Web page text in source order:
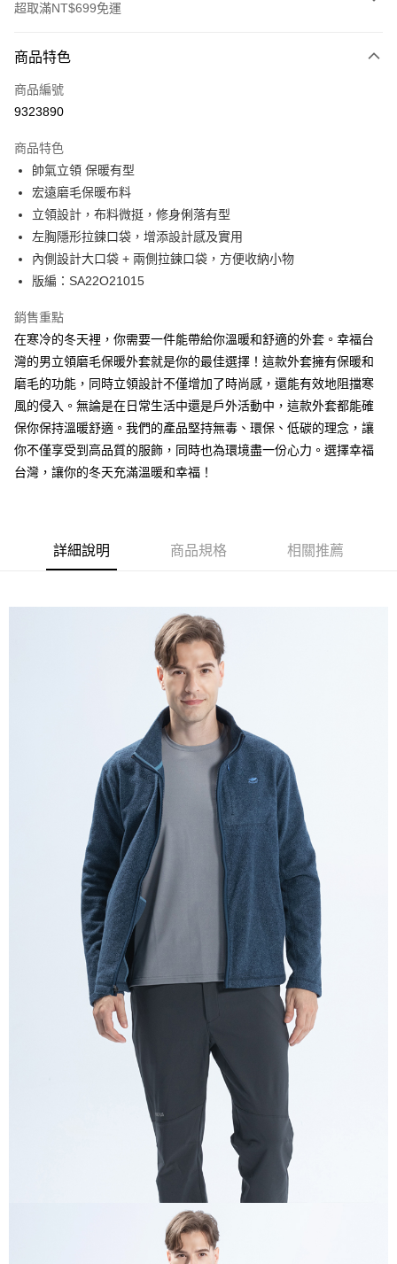
超取滿NT$699免運
信用卡一次付款
超商取貨付款
Apple Pay
悠遊付
Google Pay
ATM付款
運送方式
全家取貨付款
每筆NT$100，滿NT$699(含以上)免運費
付款後全家取貨
每筆NT$100，滿NT$699(含以上)免運費
萊爾富取貨付款
每筆NT$100，滿NT$699(含以上)免運費
每筆NT$100，滿NT$699(含以上)免運費
每筆NT$100，滿NT$699(含以上)免運費
每筆NT$100，滿NT$699(含以上)免運費
商品特色
商品編號
9323890
商品特色
帥氣立領 保暖有型
宏遠磨毛保暖布料
立領設計，布料微挺，修身俐落有型
左胸隱形拉鍊口袋，增添設計感及實用
內側設計大口袋 + 兩側拉鍊口袋，方便收納小物
版編：SA22O21015
銷售重點
在寒冷的冬天裡，你需要一件能帶給你溫暖和舒適的外套。幸福台
灣的男立領磨毛保暖外套就是你的最佳選擇！這款外套擁有保暖和
磨毛的功能，同時立領設計不僅增加了時尚感，還能有效地阻擋寒
風的侵入。無論是在日常生活中還是戶外活動中，這款外套都能確
保你保持溫暖舒適。我們的產品堅持無毒、環保、低碳的理念，讓
你不僅享受到高品質的服飾，同時也為環境盡一份心力。選擇幸福
台灣，讓你的冬天充滿溫暖和幸福！
詳細說明 商品規格 相關推薦